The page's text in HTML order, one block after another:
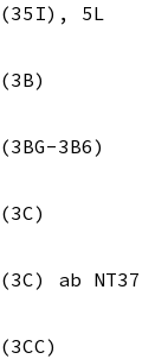
(35I), 5L
3B6)
ab NT37